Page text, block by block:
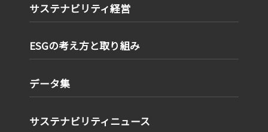
サステナビリティ経営
ESGの考え方と取り組み
データ集
サステナビリティニュース